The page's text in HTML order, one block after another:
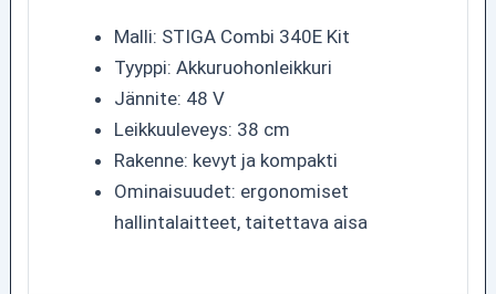
Malli: STIGA Combi 340E Kit
Tyyppi: Akkuruohonleikkuri
Jännite: 48 V
Leikkuuleveys: 38 cm
Rakenne: kevyt ja kompakti
Ominaisuudet: ergonomiset
hallintalaitteet, taitettava aisa